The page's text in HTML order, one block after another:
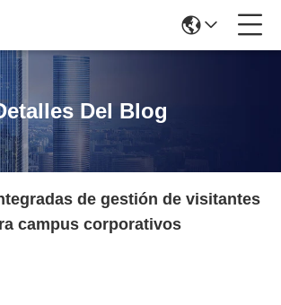
Del Blog
de gestión de visitantes
campus corporativos